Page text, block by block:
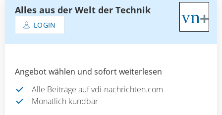
Alles aus der Welt der Technik
LOGIN
Angebot wählen und sofort weiterlesen
Alle Beiträge auf vdi-nachrichten.com
Monatlich kündbar